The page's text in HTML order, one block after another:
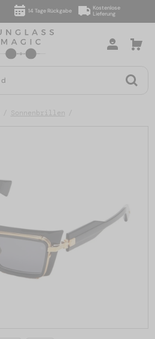
14 Tage Rückgabe
Kostenlose
Lieferung
Sonnenbrillen